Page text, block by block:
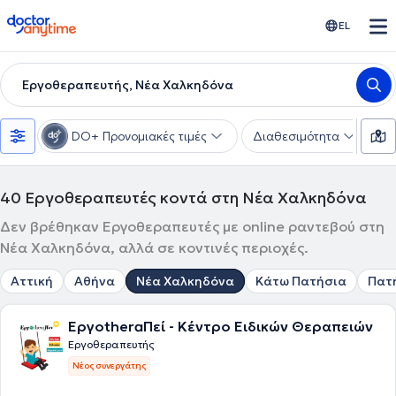
doctoranytime EL
Εργοθεραπευτής, Νέα Χαλκηδόνα
DO+ Προνομιακές τιμές Διαθεσιμότητα
40 Εργοθεραπευτές κοντά στη Νέα Χαλκηδόνα
Δεν βρέθηκαν Εργοθεραπευτές με online ραντεβού στη
Νέα Χαλκηδόνα, αλλά σε κοντινές περιοχές.
Αττική Αθήνα Νέα Χαλκηδόνα Κάτω Πατήσια
ΕργοtheraΠεί - Κέντρο Ειδικών Θεραπειών
Εργοθεραπευτής
Νέος συνεργάτης